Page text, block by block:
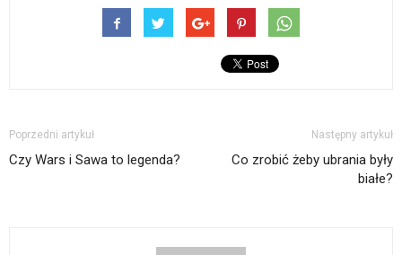
Poprzedni artykuł
Czy Wars i Sawa to legenda?
Następny artykuł
Co zrobić żeby ubrania były
białe?